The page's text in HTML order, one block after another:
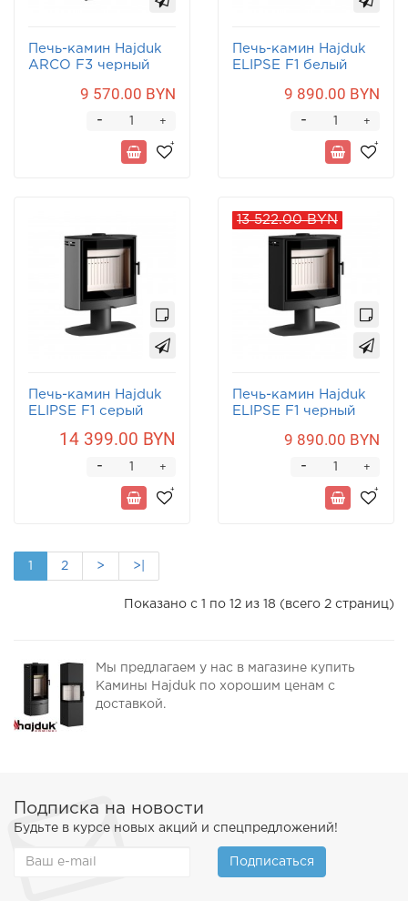
Печь-камин Hajduk
ARCO F3 черный
9 570.00 BYN
+
-
Печь-камин Hajduk
ELIPSE F1 белый
9 890.00 BYN
+
-
Печь-камин Hajduk
ELIPSE F1 серый
14 399.00 BYN
+
-
13 522.00 BYN
Печь-камин Hajduk
ELIPSE F1 черный
9 890.00 BYN
+
-
1 2 > >|
Показано с 1 по 12 из 18 (всего 2 страниц)
Мы предлагаем у нас в магазине купить
Камины Hajduk по хорошим ценам с
доставкой.
Подписка на новости
Будьте в курсе новых акций и спецпредложений!
Подписаться